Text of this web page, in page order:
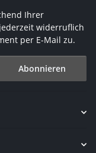
Ihrer
widerruflich
per E-Mail zu.
Abonnieren